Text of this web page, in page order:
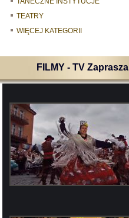
TEATRY
WIĘCEJ KATEGORII
FILMY - TV Zaprasza